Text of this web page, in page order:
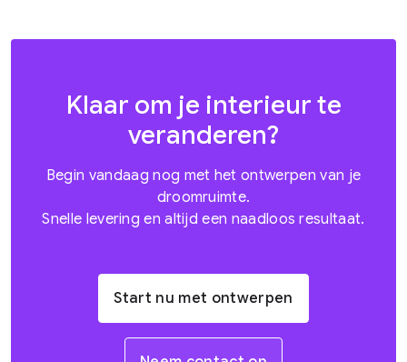
Klaar om je interieur te
veranderen?
Begin vandaag nog met het ontwerpen van je
droomruimte.
Snelle levering en altijd een naadloos resultaat.
Start nu met ontwerpen